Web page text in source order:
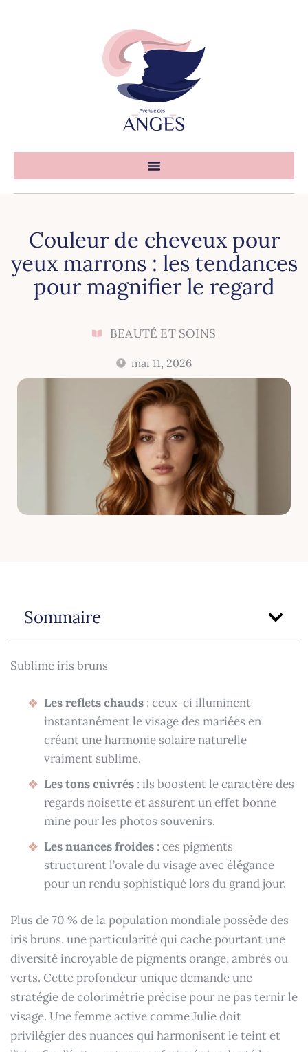
Couleur de cheveux pour
yeux marrons : les tendances
pour magnifier le regard
BEAUTÉ ET SOINS
mai 11, 2026
Sommaire
Sublime iris bruns
Les reflets chauds : ceux-ci illuminent
instantanément le visage des mariées en
créant une harmonie solaire naturelle
vraiment sublime.
Les tons cuivrés : ils boostent le caractère des
regards noisette et assurent un effet bonne
mine pour les photos souvenirs.
Les nuances froides : ces pigments
structurent l’ovale du visage avec élégance
pour un rendu sophistiqué lors du grand jour.
Plus de 70 % de la population mondiale possède des
iris bruns, une particularité qui cache pourtant une
diversité incroyable de pigments orange, ambrés ou
verts. Cette profondeur unique demande une
stratégie de colorimétrie précise pour ne pas ternir le
visage. Une femme active comme Julie doit
privilégier des nuances qui harmonisent le teint et